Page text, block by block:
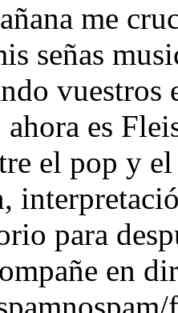
me
señas
vuestros
es
el pop y
para
en